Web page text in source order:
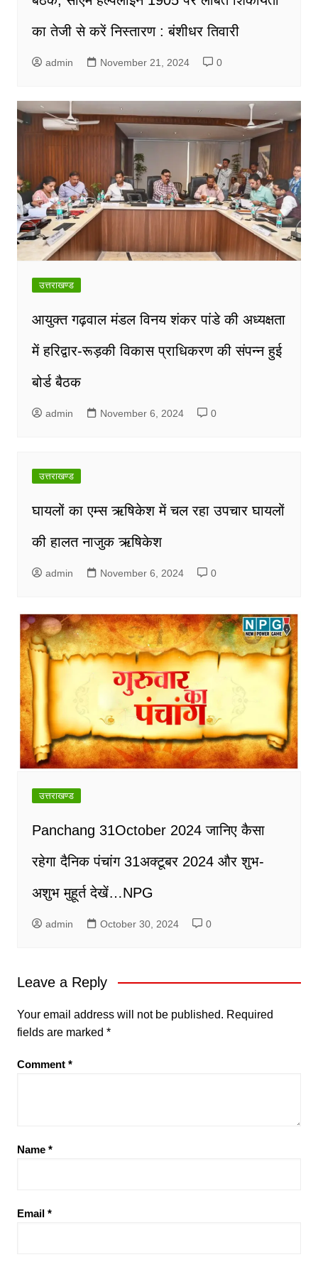
का तेजी से करें निस्तारण : बंशीधर तिवारी
admin November 21, 2024 0
उत्तराखण्ड
आयुक्त गढ़वाल मंडल विनय शंकर पांडे की अध्यक्षता
में हरिद्वार-रूड़की विकास प्राधिकरण की संपन्न हुई
बोर्ड बैठक
admin November 6, 2024 0
उत्तराखण्ड
घायलों का एम्स ऋषिकेश में चल रहा उपचार घायलों
की हालत नाजुक ऋषिकेश
admin November 6, 2024 0
उत्तराखण्ड
Panchang 31October 2024 जानिए कैसा
रहेगा दैनिक पंचांग 31अक्टूबर 2024 और शुभ-
अशुभ मुहूर्त देखें…NPG
admin October 30, 2024 0
Leave a Reply
Your email address will not be published. Required
fields are marked *
Comment *
Name *
Email *